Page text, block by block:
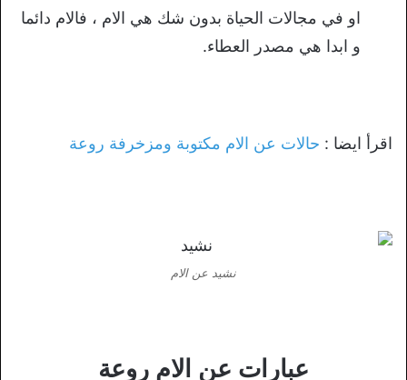
او في مجالات الحياة بدون شك هي الام ، فالام دائما
و ابدا هي مصدر العطاء.
اقرأ ايضا : حالات عن الام مكتوبة ومزخرفة روعة
نشيد عن الام
عبارات عن الام روعة